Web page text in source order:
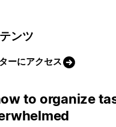
ンツ
ーにアクセス
to organize